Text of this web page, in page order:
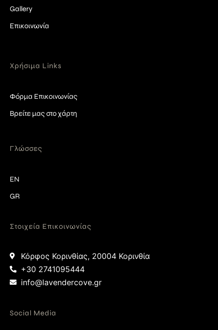
Gallery
Επικοινωνία
Χρήσιμα Links
Φόρμα Επικοινωνίας
Βρείτε μας στο χάρτη
Γλώσσες
EN
GR
Στοιχεία Επικοινωνίας
Κόρφος Κορινθίας, 20004 Κορινθία
+30 2741095444
info@lavendercove.gr
Social Media